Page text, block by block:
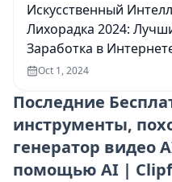
Искусственный
Лихорадка 2024:
Заработка в
Oct 1, 2024
Последние
инструменты,
генератор видео
помощью AI |